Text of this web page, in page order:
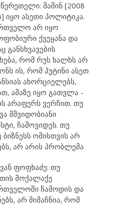
მაშინ [2008
იყო ასეთი პოლიტიკა.
არ იყო
ქვეყანა და
განსხვავების
რომ რუს ხალხს არ
ის, რომ პუტინი ასეთ
ახორციელებს,
ამაზე იყო გათვლა -
არაფერს ვერჩით. თუ
მშვიდობიანი
ჩამოვიდეს. თუ
ბიზნესს ომისთვის არ
არ არის პრობლემა
ფოფხაძე: თუ
მოქალაქე
ჩამოდის და
არ მიმაჩნია, რომ